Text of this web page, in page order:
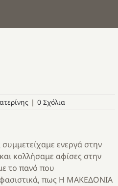
| 0 Σχόλια
ενεργά στην
κολλήσαμε αφίσες στην
το πανό που
πως Η ΜΑΚΕΔΟΝΙΑ